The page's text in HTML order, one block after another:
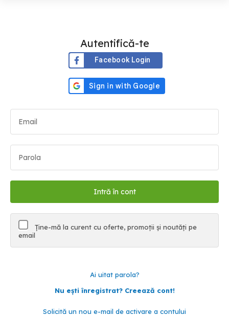
Autentifică-te
Facebook Login
Ține-mă la curent cu oferte, promoții și noutăți pe
email
Ai uitat parola?
Nu ești înregistrat? Creează cont!
Solicită un nou e-mail de activare a contului